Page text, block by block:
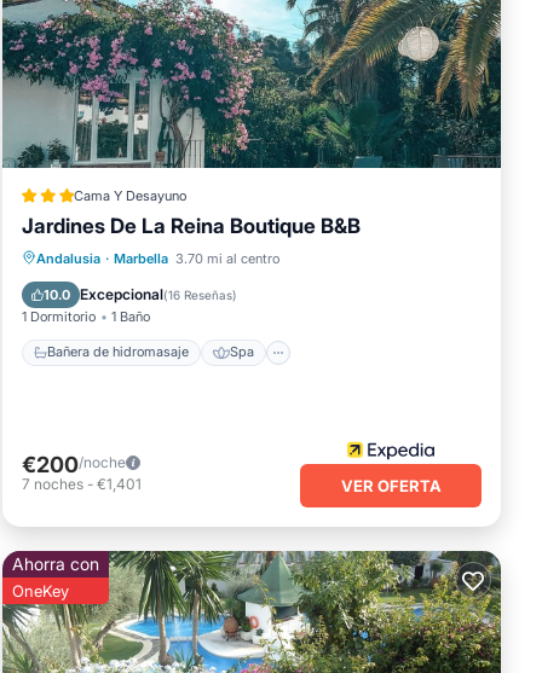
A
a
Cama Y Desayuno
Jardines De La Reina Boutique B&B
Andalusia · Marbella 3.70 mi al centro
10.0 Excepcional(16 Reseñas)
1 Dormitorio 1 Baño
Bañera de hidromasaje Spa
Bañera de hidromasaje
Chimenea/Calefacción
€200/noche
7 noches - €1,401 VER OFERTA
Ahorra con
OneKey